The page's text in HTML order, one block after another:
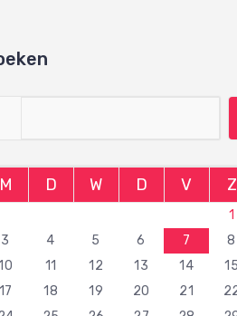
M D W D V Z
1
3
4 5 6 7 8
11 12 13 14 15
17
18 19 20 21